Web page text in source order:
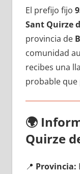
El prefijo fijo
Sant Quirze
provincia dе
comunidad
recibes una
probable quе
🌍
Quirze
📍 Provincia: